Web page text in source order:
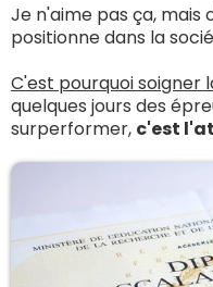
Je n'aime pas ça, mais
positionne dans la
C'est pourquoi soigner
quelques jours des
surperformer, c'est